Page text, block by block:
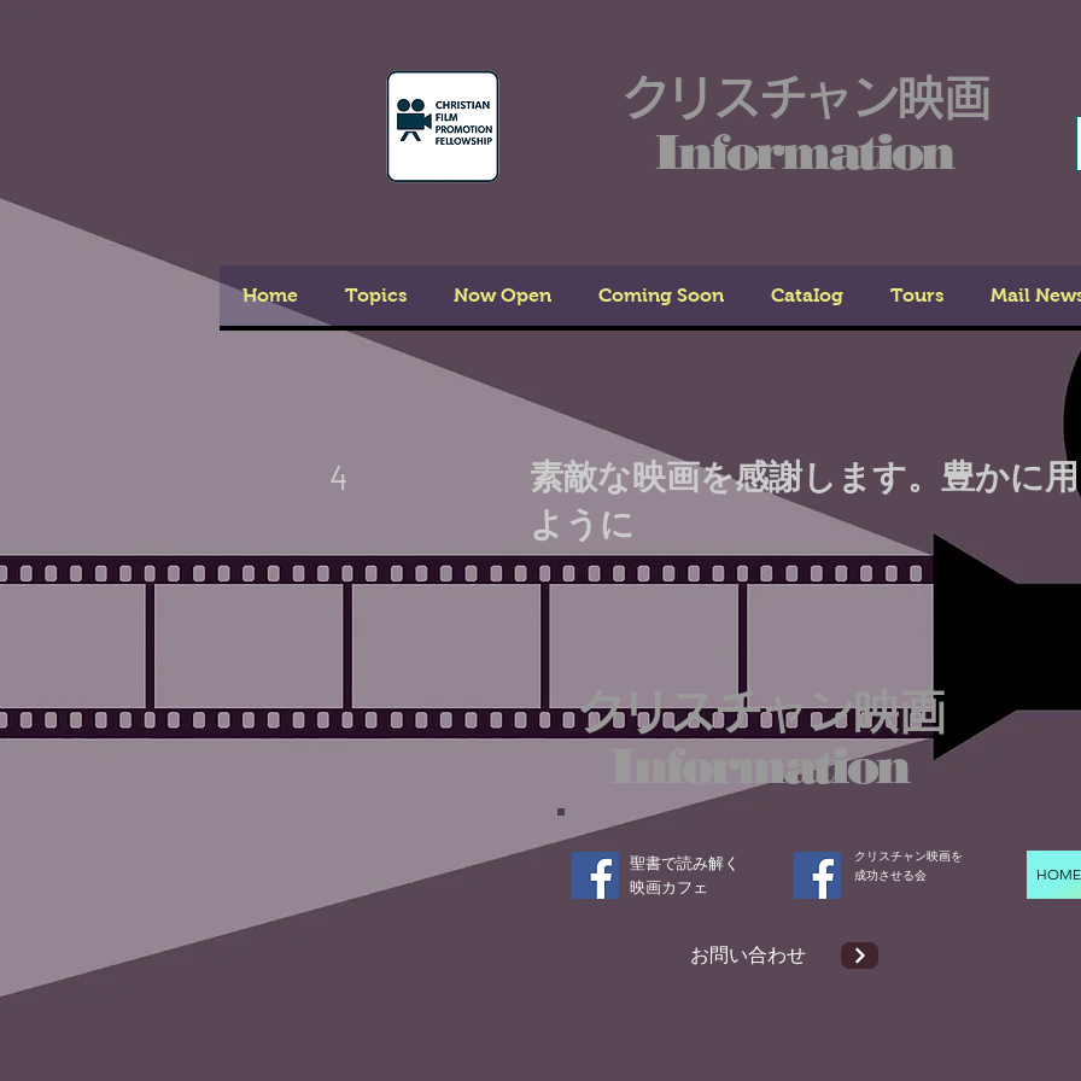
クリスチャン映画
Information
Home Topics Now Open Coming Soon CataIog Tours Mail
4
素敵な映画を感謝します。豊かに
ように
クリスチャン映画
Information
聖書で読み解く
​映画カフェ
クリスチャン映画を
成功させる会​
​お問い合わせ